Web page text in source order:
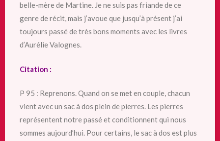
belle-mère de Martine. Je ne suis pas friande de ce
genre de récit, mais j’avoue que jusqu’à présent j’ai
toujours passé de très bons moments avec les livres
d’Aurélie Valognes.
Citation :
P 95 : Reprenons. Quand on se met en couple, chacun
vient avec un sac à dos plein de pierres. Les pierres
représentent notre passé et conditionnent qui nous
sommes aujourd’hui. Pour certains, le sac à dos est plus